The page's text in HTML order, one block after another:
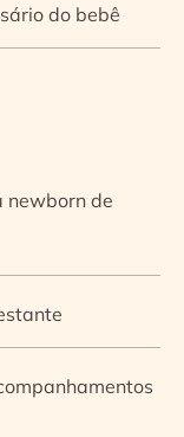
do bebê
newborn de